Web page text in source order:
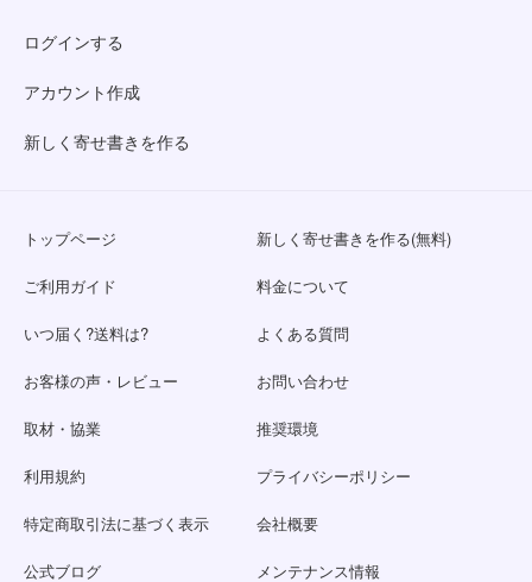
ログインする
アカウント作成
新しく寄せ書きを作る
トップページ 新しく寄せ書きを作る(無料)
ご利用ガイド 料金について
いつ届く?送料は? よくある質問
お客様の声・レビュー お問い合わせ
取材・協業 推奨環境
利用規約 プライバシーポリシー
特定商取引法に基づく表示 会社概要
公式ブログ メンテナンス情報